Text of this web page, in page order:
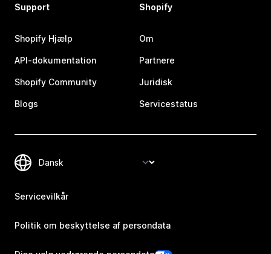
Support
Shopify Hjælp
API-dokumentation
Shopify Community
Blogs
Shopify
Om
Partnere
Juridisk
Servicestatus
Servicevilkår
Politik om beskyttelse af persondata